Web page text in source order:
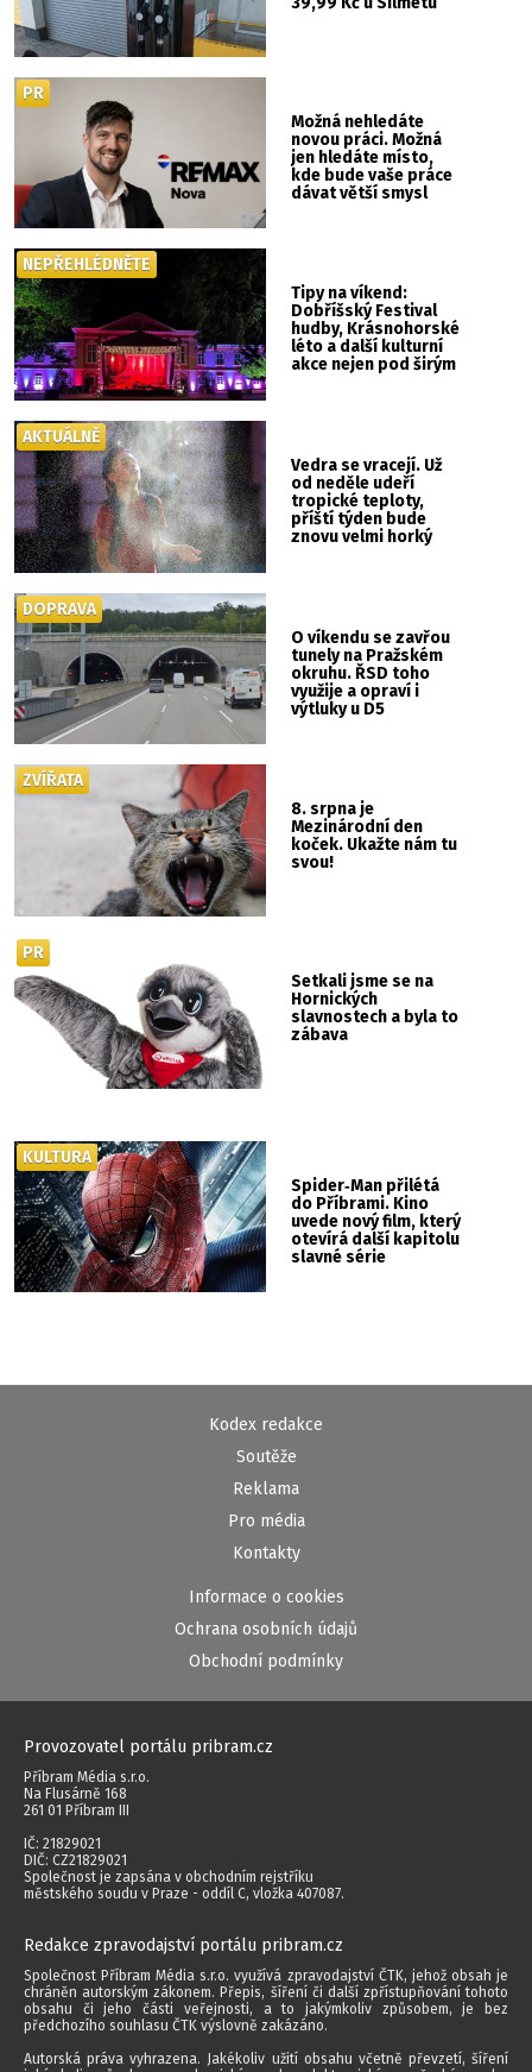
Možná nehledáte
novou práci. Možná
jen hledáte místo,
kde bude vaše práce
dávat větší smysl
PR
Tipy na víkend:
Dobříšský Festival
hudby, Krásnohorské
léto a další kulturní
akce nejen pod širým
NEPŘEHLÉDNĚTE
Vedra se vracejí. Už
od neděle udeří
tropické teploty,
příští týden bude
znovu velmi horký
AKTUÁLNĚ
O víkendu se zavřou
tunely na Pražském
okruhu. ŘSD toho
využije a opraví i
výtluky u D5
DOPRAVA
8. srpna je
Mezinárodní den
koček. Ukažte nám tu
svou!
ZVÍŘATA
Setkali jsme se na
Hornických
slavnostech a byla to
zábava
PR
Spider‑Man přilétá
do Příbrami. Kino
uvede nový film, který
otevírá další kapitolu
slavné série
KULTURA
Kodex redakce
Soutěže
Reklama
Pro média
Kontakty
Informace o cookies
Ochrana osobních údajů
Obchodní podmínky
Provozovatel portálu pribram.cz
Příbram Média s.r.o.
Na Flusárně 168
261 01 Příbram III
IČ: 21829021
DIČ: CZ21829021
Společnost je zapsána v obchodním rejstříku
městského soudu v Praze - oddíl C, vložka 407087.
Redakce zpravodajství portálu pribram.cz
Společnost Příbram Média s.r.o. využívá zpravodajství ČTK, jehož obsah je
chráněn autorským zákonem. Přepis, šíření či další zpřístupňování tohoto
obsahu či jeho části veřejnosti, a to jakýmkoliv způsobem, je bez
předchozího souhlasu ČTK výslovně zakázáno.
Autorská práva vyhrazena. Jakékoliv užití obsahu včetně převzetí, šíření